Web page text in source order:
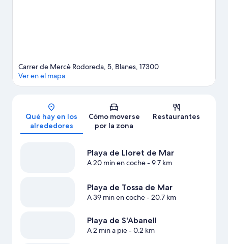
Mapa
Carrer de Mercè Rodoreda, 5, Blanes, 17300
Ver en el mapa
Qué hay en los
alrededores
Cómo moverse
por la zona
Restaurantes
Playa de Lloret de Mar
A 20 min en coche- 9.7 km
Playa de Tossa de Mar
A 39 min en coche- 20.7 km
Playa de S'Abanell
A 2 min a pie- 0.2 km